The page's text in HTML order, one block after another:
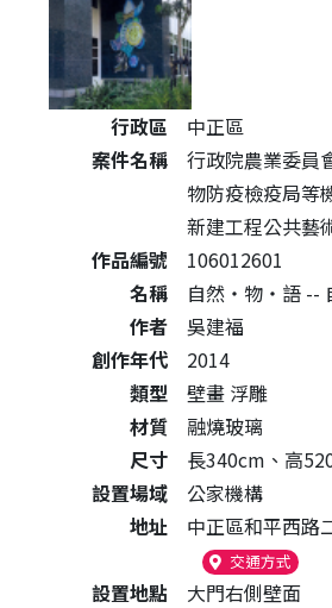
公共藝術作品詳細資料
行政區
中正區
案件名稱
行政院農業委員
物防疫檢疫局等
新建工程公共藝
作品編號
106012601
名稱
自然‧物‧語 --
作者
吳建福
創作年代
2014
類型
壁畫 浮雕
材質
融燒玻璃
尺寸
長340cm、高
設置場域
公家機構
地址
中正區和平西路
交通方式（另
設置地點
大門右側壁面